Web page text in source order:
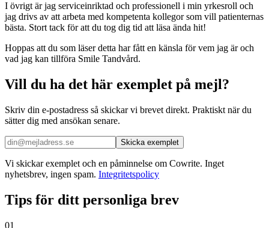
I övrigt är jag serviceinriktad och professionell i min yrkesroll och
jag drivs av att arbeta med kompetenta kollegor som vill patienternas
bästa. Stort tack för att du tog dig tid att läsa ända hit!
Hoppas att du som läser detta har fått en känsla för vem jag är och
vad jag kan tillföra Smile Tandvård.
Vill du ha det här exemplet på mejl?
Skriv din e-postadress så skickar vi brevet direkt. Praktiskt när du
sätter dig med ansökan senare.
Skicka exemplet
Vi skickar exemplet och en påminnelse om Cowrite. Inget
nyhetsbrev, ingen spam. Integritetspolicy
Tips för ditt personliga brev
01